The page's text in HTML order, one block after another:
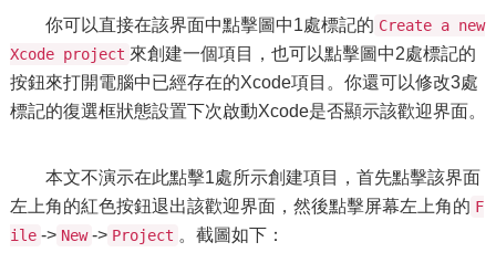
你可以直接在該界面中點擊圖中1處標記的 Create a new
Xcode project 來創建一個項目，也可以點擊圖中2處標記的
按鈕來打開電腦中已經存在的Xcode項目。你還可以修改3處
標記的復選框狀態設置下次啟動Xcode是否顯示該歡迎界面。
本文不演示在此點擊1處所示創建項目，首先點擊該界面
左上角的紅色按鈕退出該歡迎界面，然後點擊屏幕左上角的 F
ile -> New -> Project 。截圖如下：